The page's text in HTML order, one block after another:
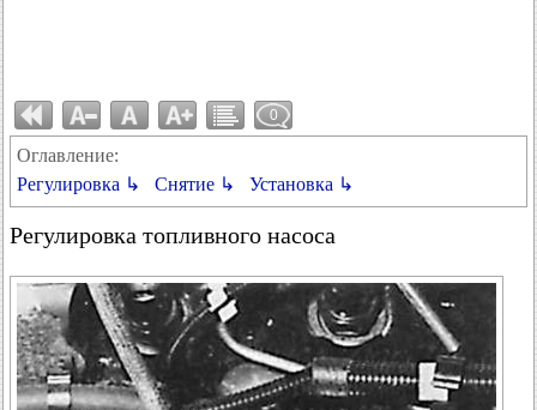
0
Оглавление:
Регулировка ↳
Снятие ↳ Установка ↳
Регулировка топливного насоса